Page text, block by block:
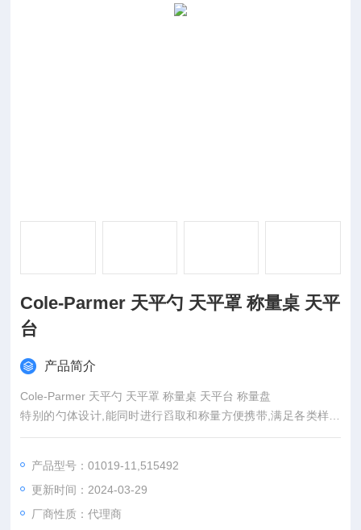
Cole-Parmer 天平勺 天平罩 称量桌 天平
台
产品简介
Cole-Parmer 天平勺 天平罩 称量桌 天平台 称量盘
特别的勺体设计,能同时进行舀取和称量方便携带,满足各类样品
的称重
产品型号：01019-11,515492
更新时间：2024-03-29
厂商性质：代理商